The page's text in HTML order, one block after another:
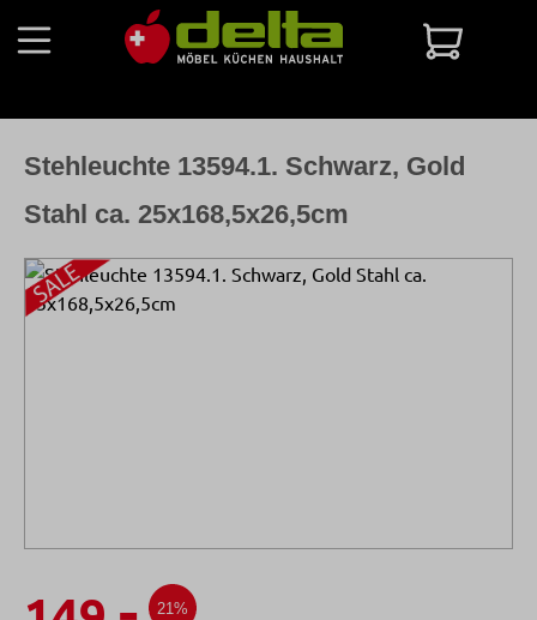
Zum Hauptinhalt springen
Bildergalerie überspringen
Stehleuchte 13594.1. Schwarz, Gold
Stahl ca. 25x168,5x26,5cm
21%